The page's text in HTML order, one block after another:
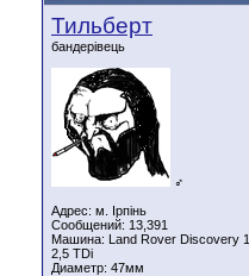
Тильберт
бандерівець
♂
Адрес: м. Ірпінь
Сообщений: 13,391
Машина: Land Rover Discovery 1.
2,5 TDi
Диаметр: 47мм